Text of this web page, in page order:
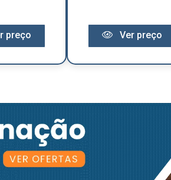
preço Ver preço